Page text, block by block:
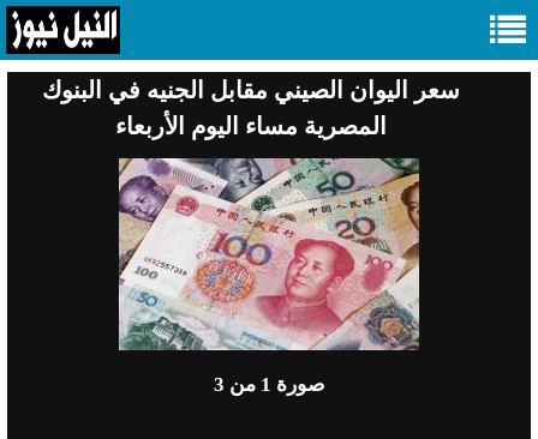
سعر اليوان الصيني مقابل الجنيه في البنوك
المصرية مساء اليوم الأربعاء
صورة 1 من 3